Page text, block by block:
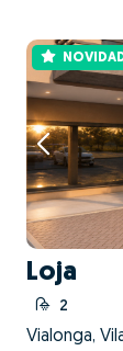
Loja
2
Vialonga,